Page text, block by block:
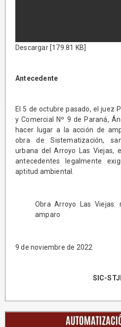
Descargar [179.81 KB]
Antecedente
El 5 de octubre pasado, el juez
y Comercial Nº 9 de Paraná,
hacer lugar a la acción de
obra de Sistematización,
urbana del Arroyo Las Viejas,
antecedentes legalmente
aptitud ambiental.
Obra Arroyo Las Viejas:
amparo
9 de noviembre de 2022
SIC-